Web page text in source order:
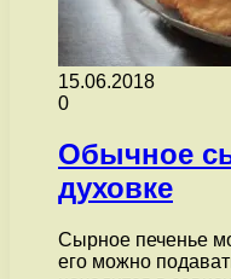
15.06.2018
0
Обычное
духовке
Сырное печенье
его можно